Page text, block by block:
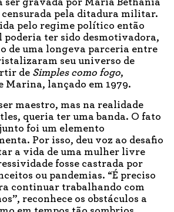
ser gravada por Maria Bethânia
censurada pela ditadura militar.
pelo regime político então
poderia ter sido desmotivadora,
de uma longeva parceria entre
seu universo de
de Simples como fogo,
Marina, lançado em 1979.
maestro, mas na realidade
queria ter uma banda. O fato
foi um elemento
Por isso, deu voz ao desafio
a vida de uma mulher livre
fosse castrada por
ou pandemias. “É preciso
continuar trabalhando com
reconhece os obstáculos a